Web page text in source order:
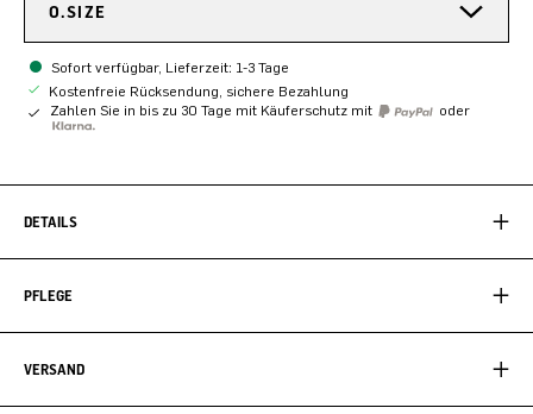
O.SIZE
Sofort verfügbar, Lieferzeit: 1-3 Tage
Kostenfreie Rücksendung, sichere Bezahlung
Zahlen Sie in bis zu 30 Tage mit Käuferschutz mit
oder
DETAILS
PFLEGE
VERSAND